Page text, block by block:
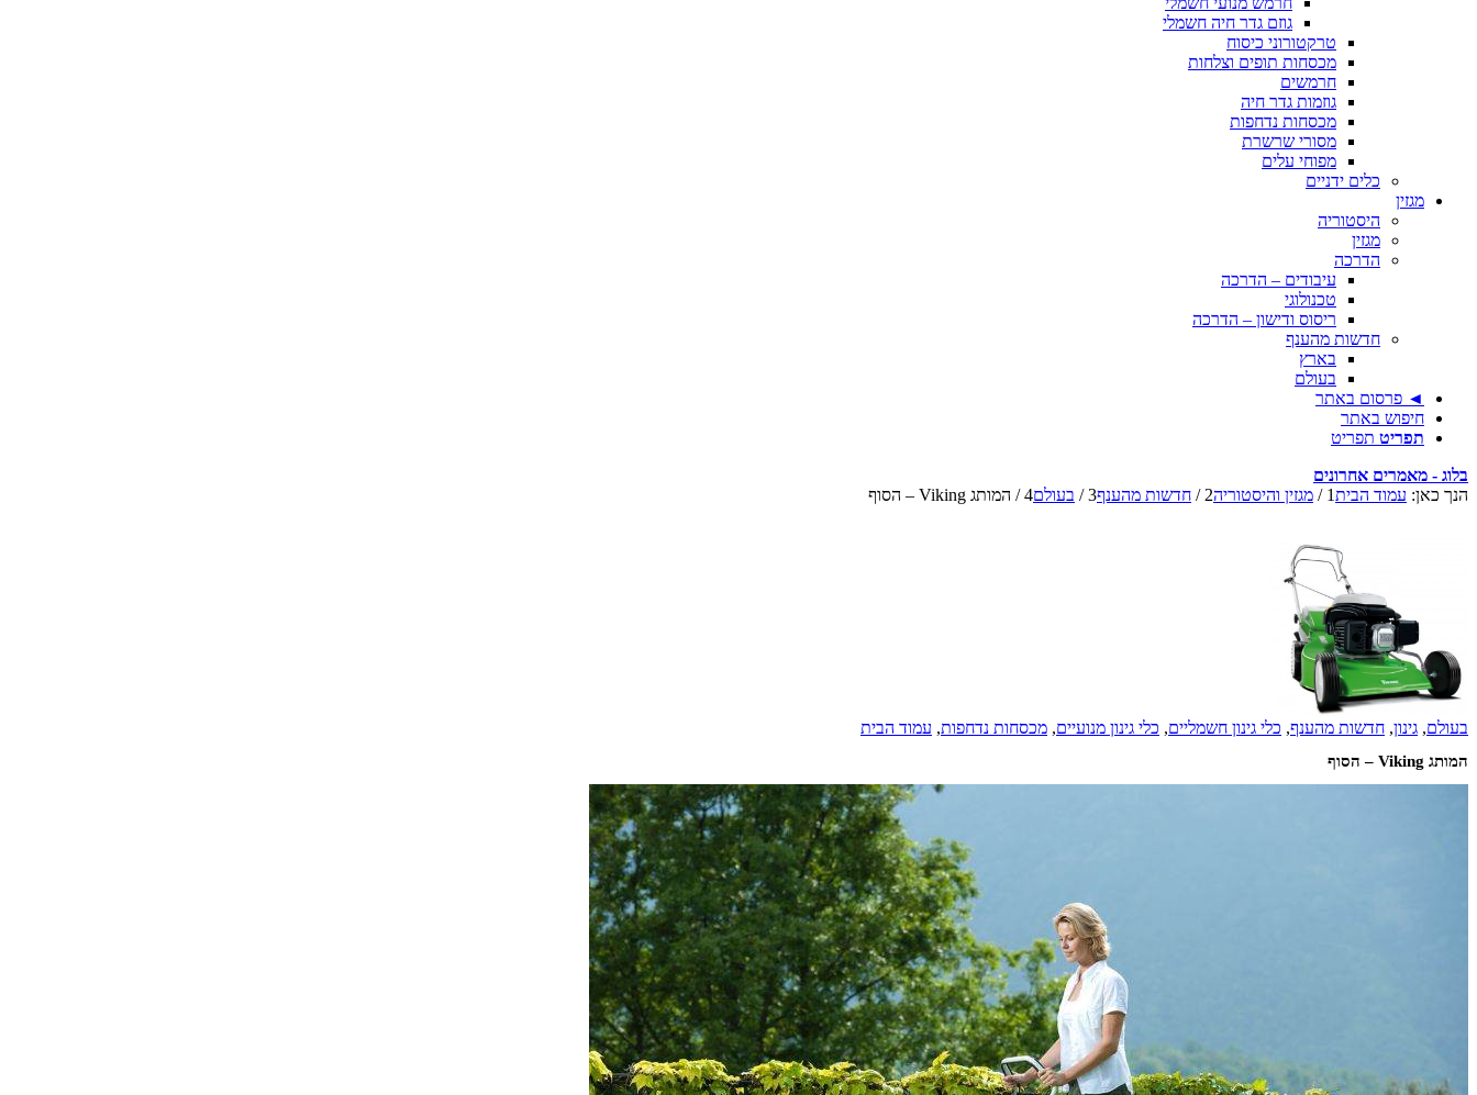
גוזם גדר חיה חשמלי
טרקטורוני כיסוח
מכסחות תופים וצלחות
חרמשים
גוזמות גדר חיה
מכסחות נדחפות
מסורי שרשרת
מפוחי עלים
כלים ידניים
מגזין
היסטוריה
מגזין
הדרכה
עיבודים – הדרכה
טכנולוגי
ריסוס ודישון – הדרכה
חדשות מהענף
בארץ
בעולם
◄ פרסום באתר
חיפוש באתר
תפריט תפריט
בלוג - מאמרים אחרונים
הנך כאן: עמוד הבית1
/ מגזין והיסטוריה2
/ חדשות מהענף3
/ בעולם4
/ המותג Viking – הסוף
בעולם, גינון, חדשות מהענף, כלי גינון חשמליים, כלי גינון מנועיים, מכסחות נדחפות, עמוד הבית
המותג Viking – הסוף